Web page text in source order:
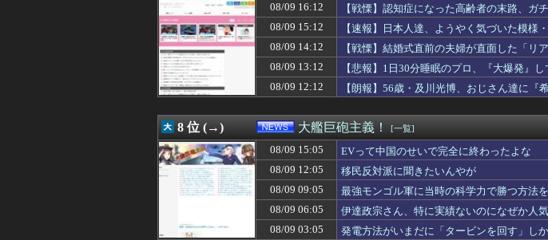
08/09 14:09
「鹿児島でもこんなの出さんて」と大阪に上陸した某料理
08/09 14:07
【ニュース】韓国メディア「幻となった女性天皇。日本
08/09 14:05
防衛費、過去最大の約8兆9千億円要求へ…予算案で膨張
08/09 14:03
【朗報】Amazon「マンガ毎週末セール（50%還元）」ア
08/09 14:01
【芸能】今の価値観に照らせば女性蔑視やルッキズム…
08/09 14:00
ルビィちゃんの声優、浜ちゃんにイジられてから人生の
08/09 14:00
高市総理「物価上昇を上回る賃上げを日本に定着させる
08/09 14:00
“高市総理の悲願”消費税1％表明も支持率初の6割切り…「
08/09 13:55
毎日新聞 注目度の高い論文数、中国が6年連続1位も…
08/09 13:53
長崎の語り部お爺ちゃん（84）、修学旅行生に「日本も
08/09 13:44
中国人「中国では赤信号でも右折できます」
08/09 13:41
岡山県久米南町のビニールハウスからシャインマスカッ
08/09 13:40
中国、熊本の被災地に10トンの支援物資を黙々と輸送。
【悲報】ホリエモン、移民受け入れ反対派の若者にブチギ
08/09 13:38
【赤っ恥】「航空機事故で『搭乗者に日本人は居ない』
08/09 13:34
3年間の無職生活を卒業しIT関連の企業に就職して1ヶ月
08/09 16:12
【戦慄】認知症になった高齢者の末路、ガ
08/09 15:12
【速報】日本人達、ようやく気づいた模様
08/09 14:12
【戦慄】結婚式直前の夫婦が直面した「リ
08/09 13:12
【悲報】1日30分睡眠のプロ、『大爆発』
08/09 12:12
【朗報】56歳・及川光博、おじさん達に『
8 位 (→) 大艦巨砲主義！ [一覧]
08/09 15:05
EVって中国のせいで完全に終わったよな
08/09 12:05
移民反対派に聞きたいんやが
08/09 09:05
最強モンゴル軍に当時の科学力で勝つ方法
08/09 06:05
伊達政宗さん、特に実績ないのになぜか人気
08/09 03:05
発電方法がいまだに「タービンを回す」し